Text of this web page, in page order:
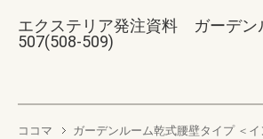
エクステリア発注資料 ガーデン
507(508-509)
ココマ
ガーデンルーム乾式腰壁タイプ ＜